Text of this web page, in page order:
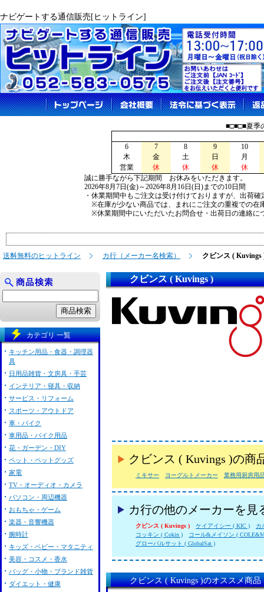
ナビゲートする通信販売[ヒットライン]
■□■□■夏季
6 7 8 9
10
木
金 土 日
月
営業
休 休 休
休
誠に勝手ながら下記期間 お休みをいただきます。
2026年8月7日(金)～2026年8月16日(日)までの10日間
・休業期間中もご注文は受け付けておりますが、出荷
※在庫が少ない商品では、まれにご注文の重複での在
※休業期間中にいただいたお問合せ・出荷日の連絡に
送料無料のヒットライン カ行（メーカー名検索） クビンス ( Kuvings
クビンス ( Kuvings )
クビンス ( Kuvings )の商
ミキサー ヨーグルトメーカー 業務用厨房用
カ行の他のメーカーを見
クビンス ( Kuvings ) ケイアイシー ( KIC )
カ
コッキン ( Cokin )
コール&メイソン (
グローバルサット ( GlobalSat )
クビンス ( Kuvings )のオススメ商品
カテゴリ 一覧
キッチン用品・食器・調理器
具
日用品雑貨・文房具・手芸
インテリア・寝具・収納
サービス・リフォーム
スポーツ・アウトドア
車・バイク
車用品・バイク用品
花・ガーデン・DIY
ペット・ペットグッズ
家電
TV・オーディオ・カメラ
パソコン・周辺機器
おもちゃ・ゲーム
楽器・音響機器
腕時計
キッズ・ベビー・マタニティ
美容・コスメ・香水
バッグ・小物・ブランド雑貨
ダイエット・健康